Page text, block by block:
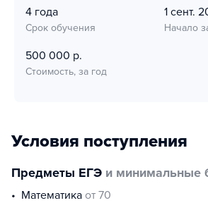
4 года
Срок обучения
1 сент.
Начало
500 000 р.
Стоимость, за год
Условия поступления
Предметы ЕГЭ и минимальные
математика от 70